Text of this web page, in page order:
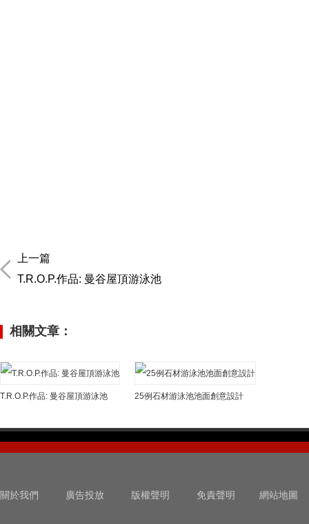
上一篇
T.R.O.P.作品: 曼谷屋頂游泳池
相關文章：
T.R.O.P.作品: 曼谷屋頂游泳池 25例石材游泳池池面創意設計
關於我們 廣告投放 版權聲明 免責聲明 網站地圖